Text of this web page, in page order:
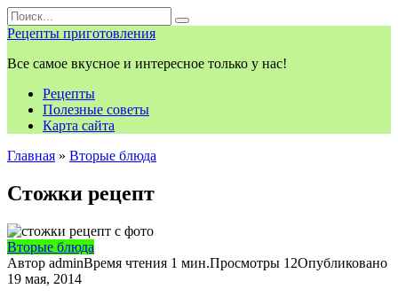
Перейти
к
контенту
Search
for:
Рецепты приготовления
Все самое вкусное и интересное только у нас!
Рецепты
Полезные советы
Карта сайта
Главная » Вторые блюда
Стожки рецепт
Вторые блюда
Автор adminВремя чтения 1 мин.Просмотры 12Опубликовано
19 мая, 2014